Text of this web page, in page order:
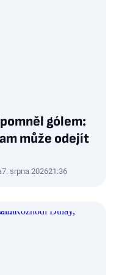
gólem:
může odejít
7. srpna 202621:36